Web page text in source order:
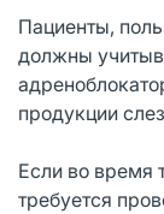
Пациенты,
должны
продукции
Если во время
требуется